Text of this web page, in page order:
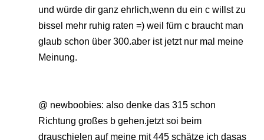
und würde dir ganz ehrlich,wenn du ein c willst zu
bissel mehr ruhig raten =) weil fürn c braucht man
glaub schon über 300.aber ist jetzt nur mal meine
Meinung.
@ newboobies: also denke das 315 schon
Richtung großes b gehen.jetzt soi beim
drauschielen auf meine mit 445 schätze ich dasas